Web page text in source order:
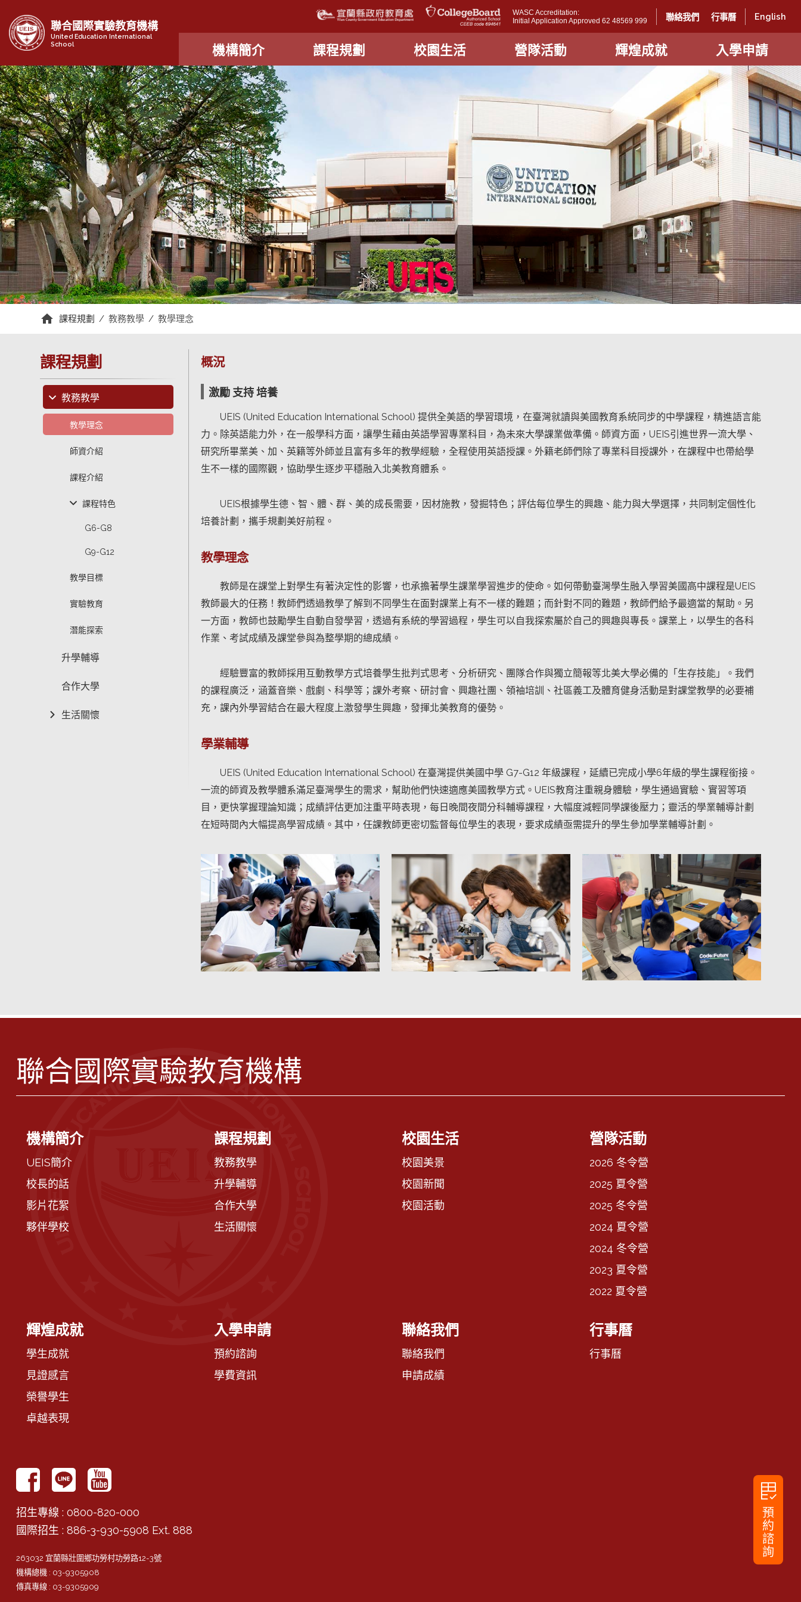
聯合國際實驗教育機構
United Education International
School
WASC Accreditation:
Initial Application Approved 62 48569 999
聯絡我們 行事曆 English
機構簡介 課程規劃 校園生活 營隊活動 輝煌成就 入學申請
課程規劃 / 教務教學 / 教學理念
課程規劃
教務教學
教學理念
師資介紹
課程介紹
課程特色
G6-G8
G9-G12
教學目標
實驗教育
潛能探索
升學輔導
合作大學
生活關懷
概況
激勵 支持 培養
UEIS (United Education International School) 提供全美語的學習環境，在臺灣就讀與美國教育系統同步的中學課程，精進語言能
力。除英語能力外，在一般學科方面，讓學生藉由英語學習專業科目，為未來大學課業做準備。師資方面，UEIS引進世界一流大學、
研究所畢業美、加、英籍等外師並且富有多年的教學經驗，全程使用英語授課。外籍老師們除了專業科目授課外，在課程中也帶給學
生不一樣的國際觀，協助學生逐步平穩融入北美教育體系。
UEIS根據學生德、智、體、群、美的成長需要，因材施教，發掘特色；評估每位學生的興趣、能力與大學選擇，共同制定個性化
培養計劃，攜手規劃美好前程。
教學理念
教師是在課堂上對學生有著決定性的影響，也承擔著學生課業學習進步的使命。如何帶動臺灣學生融入學習美國高中課程是UEIS
教師最大的任務！教師們透過教學了解到不同學生在面對課業上有不一樣的難題；而針對不同的難題，教師們給予最適當的幫助。另
一方面，教師也鼓勵學生自動自發學習，透過有系統的學習過程，學生可以自我探索屬於自己的興趣與專長。課業上，以學生的各科
作業、考試成績及課堂參與為整學期的總成績。
經驗豐富的教師採用互動教學方式培養學生批判式思考、分析研究、團隊合作與獨立簡報等北美大學必備的「生存技能」。我們
的課程廣泛，涵蓋音樂、戲劇、科學等；課外考察、研討會、興趣社團、領袖培訓、社區義工及體育健身活動是對課堂教學的必要補
充，課內外學習結合在最大程度上激發學生興趣，發揮北美教育的優勢。
學業輔導
UEIS (United Education International School) 在臺灣提供美國中學 G7-G12 年級課程，延續已完成小學6年級的學生課程銜接。
一流的師資及教學體系滿足臺灣學生的需求，幫助他們快速適應美國教學方式。UEIS教育注重親身體驗，學生通過實驗、實習等項
目，更快掌握理論知識；成績評估更加注重平時表現，每日晚間夜間分科輔導課程，大幅度減輕同學課後壓力；靈活的學業輔導計劃
在短時間內大幅提高學習成績。其中，任課教師更密切監督每位學生的表現，要求成績亟需提升的學生參加學業輔導計劃。
rubric
預
約
諮
詢
聯合國際實驗教育機構
招生專線 : 0800-820-000
國際招生 : 886-3-930-5908 Ext. 888
263032 宜蘭縣壯圍鄉功勞村功勞路12-3號
機構總機: 03-9305908
傳真專線: 03-9305909
機構簡介
UEIS簡介
校長的話
影片花絮
夥伴學校
課程規劃
教務教學
升學輔導
合作大學
生活關懷
校園生活
校園美景
校園新聞
校園活動
營隊活動
2026 冬令營
2025 夏令營
2025 冬令營
2024 夏令營
2024 冬令營
2023 夏令營
2022 夏令營
輝煌成就
學生成就
見證感言
榮譽學生
卓越表現
入學申請
預約諮詢
學費資訊
聯絡我們
聯絡我們
申請成績
行事曆
行事曆